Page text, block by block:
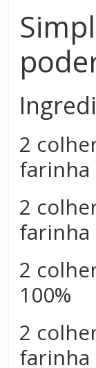
2
farinha
2
farinha
2
100%
2
farinha